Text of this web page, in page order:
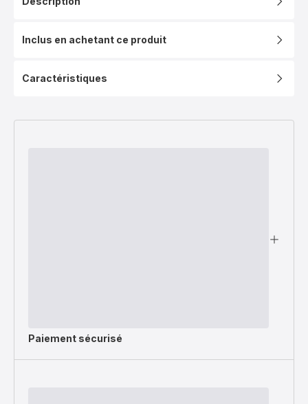
Inclus en achetant ce produit
Caractéristiques
Paiement sécurisé